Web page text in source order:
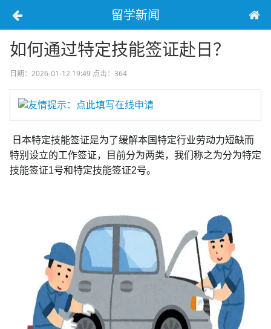
留学新闻
如何通过特定技能签证赴日？
日期：2026-01-12 19:49 点击：364
友情提示：点此填写在线申请
日本特定技能签证是为了缓解本国特定行业劳动力短缺而
特别设立的工作签证，目前分为两类，我们称之为分为特定
技能签证1号和特定技能签证2号。